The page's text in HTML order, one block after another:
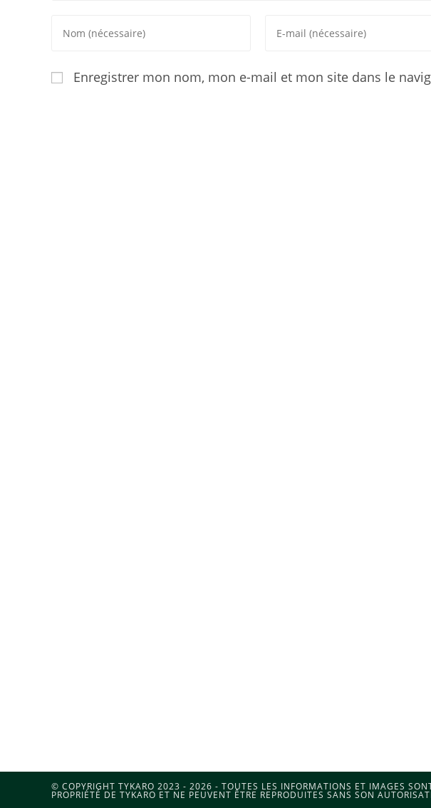
Enregistrer mon nom, mon e-mail et mon site dans le
© COPYRIGHT TYKARO 2023 - 2026 - TOUTES LES INFORMATIONS ET IMAGES
PROPRIÉTÉ DE TYKARO ET NE PEUVENT ÊTRE REPRODUITES SANS SON